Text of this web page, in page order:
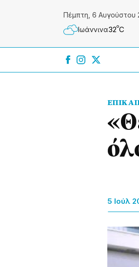
Πέμπτη, 6 Αυγούστου
Ιωάννɩνα32ºC
5 Ιούλ